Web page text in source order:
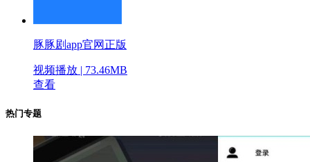
豚豚剧app官网正版
视频播放 | 73.46MB
查看
热门专题